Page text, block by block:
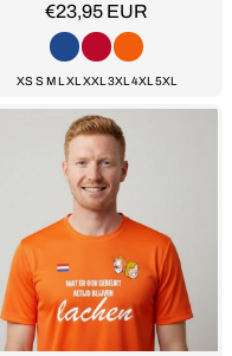
€23,95 EUR
XS S M L XL XXL 3XL 4XL 5XL